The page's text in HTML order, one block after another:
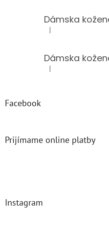
Hodnotenie
|
Hodnotenie
|
Facebook
Prijímame online platby
Instagram